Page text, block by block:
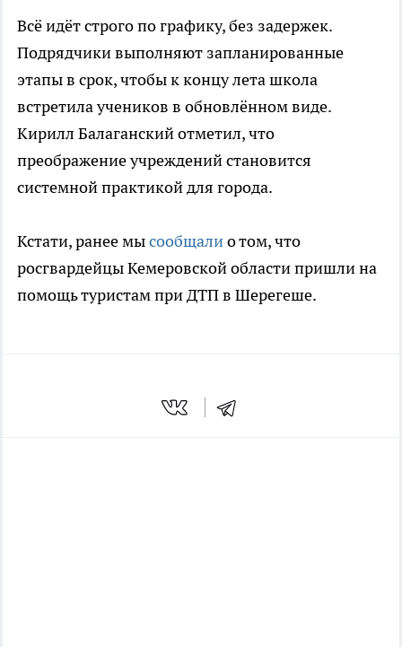
Всё идёт строго по графику, без задержек.
Подрядчики выполняют запланированные
этапы в срок, чтобы к концу лета школа
встретила учеников в обновлённом виде.
Кирилл Балаганский отметил, что
преображение учреждений становится
системной практикой для города.
Кстати, ранее мысообщалио том, что
росгвардейцы Кемеровской области пришли на
помощь туристам при ДТП в Шерегеше.